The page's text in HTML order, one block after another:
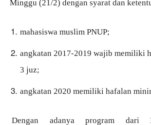
Minggu (21/2) dengan syarat dan
mahasiswa muslim PNUP;
angkatan 2017-2019 wajib memiliki
3 juz;
angkatan 2020 memiliki hafalan
Dengan adanya program dari